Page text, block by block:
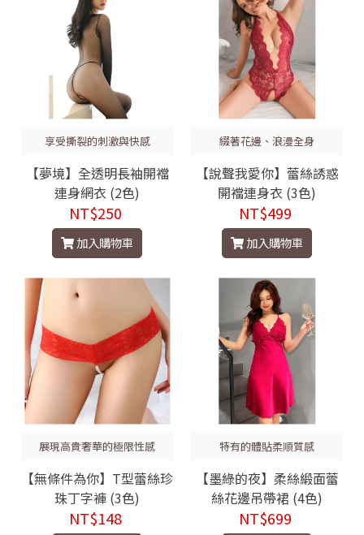
享受撕裂的刺激與快感
【夢境】全透明長袖開襠
連身網衣 (2色)
NT$250
加入購物車
綴著花邊、浪漫全身
【說聲我愛你】蕾絲誘惑
開襠連身衣 (3色)
NT$499
加入購物車
展現高貴奢華的極限性感
【無條件為你】T型蕾絲珍
珠丁字褲 (3色)
NT$148
特有的體貼柔順質感
【墨綠的夜】柔絲緞面蕾
絲花邊吊帶裙 (4色)
NT$699